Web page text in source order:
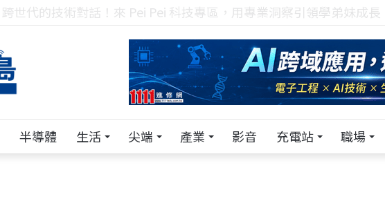
科技人的經驗傳承地！在 Pei Pei 科技專區，與學弟妹交流最硬核的技術
半導體 生活 尖端 產業 影音 充電站 職場